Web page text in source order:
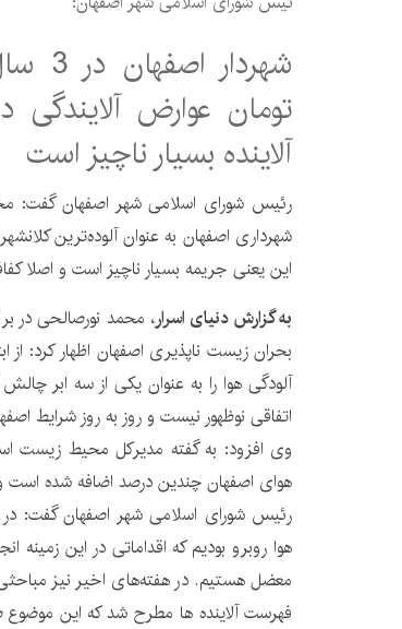
تومان عوارض
آلاینده بسیار ناچیز است
رئیس شورای اسلامی شهر اصفهان گفت:
این یعنی جریمه‌ بسیار ناچیز است و اصلا
به گزارش دنیای اسرار، محمد نورصالحی در
بحران زیست ناپذیری اصفهان اظهار کرد:
آلودگی هوا را به عنوان یکی از سه ابر
اتفاقی نوظهور نیست و روز به روز شرایط
وی افزود: به گفته مدیرکل محیط زیست
هوای اصفهان چندین درصد اضافه شده است
رئیس شورای اسلامی شهر اصفهان گفت:
هوا روبرو بودیم که اقداماتی در این
معضل هستیم. در هفته‌های اخیر نیز
فهرست آلاینده ها مطرح شد که این